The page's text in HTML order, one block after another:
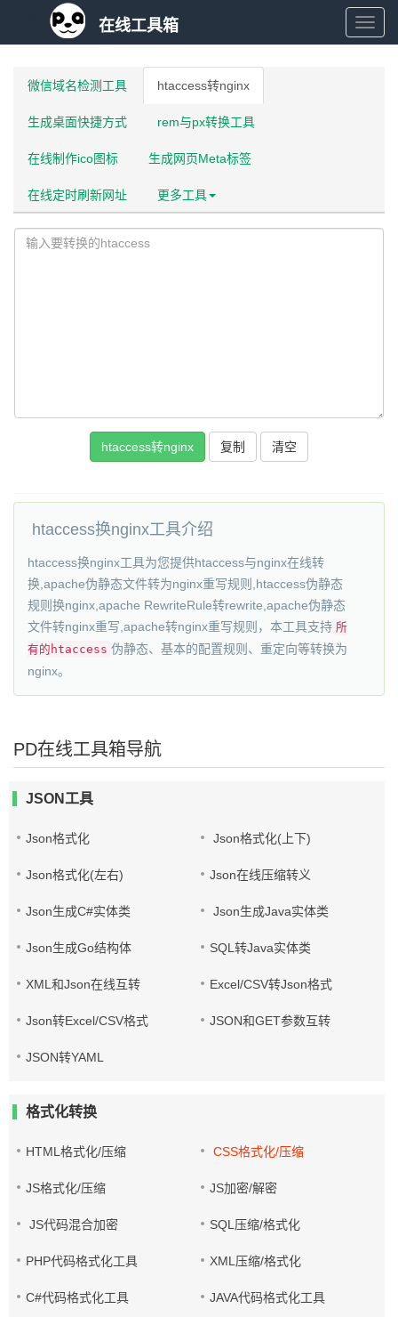
在
箱
在线工具箱
微信域名检测工具 htaccess转nginx
生成桌面快捷方式 rem与px转换工具
在线制作ico图标 生成网页Meta标签
在线定时刷新网址 更多工具
htaccess转nginx 复制 清空
htaccess换nginx工具介绍
htaccess换nginx工具为您提供htaccess与nginx在线转
换,apache伪静态文件转为nginx重写规则,htaccess伪静态
规则换nginx,apache RewriteRule转rewrite,apache伪静态
文件转nginx重写,apache转nginx重写规则，本工具支持 所
有的htaccess 伪静态、基本的配置规则、重定向等转换为
nginx。
PD在线工具箱导航
JSON工具
Json格式化 Json格式化(上下)
Json格式化(左右) Json在线压缩转义
Json生成C#实体类 Json生成Java实体类
Json生成Go结构体 SQL转Java实体类
XML和Json在线互转 Excel/CSV转Json格式
Json转Excel/CSV格式 JSON和GET参数互转
JSON转YAML
格式化转换
HTML格式化/压缩 CSS格式化/压缩
JS格式化/压缩 JS加密/解密
JS代码混合加密 SQL压缩/格式化
PHP代码格式化工具 XML压缩/格式化
C#代码格式化工具 JAVA代码格式化工具